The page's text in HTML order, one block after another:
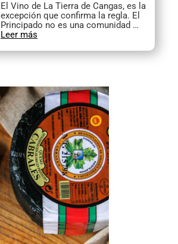
El Vino de La Tierra de Cangas, es la
excepción que confirma la regla. El
Principado no es una comunidad …
Leer más